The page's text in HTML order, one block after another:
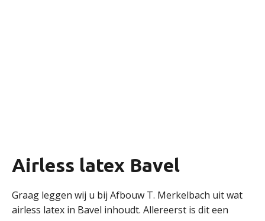
Airless latex Bavel
Graag leggen wij u bij Afbouw T. Merkelbach uit wat
airless latex in Bavel inhoudt. Allereerst is dit een